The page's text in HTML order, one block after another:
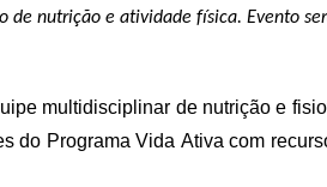
de nutrição e atividade física. Evento
multidisciplinar de nutrição e
do Programa Vida Ativa com